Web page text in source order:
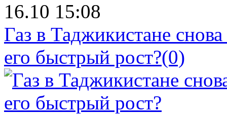
16.10 15:08
Газ в Таджикистане
его быстрый рост?(0)